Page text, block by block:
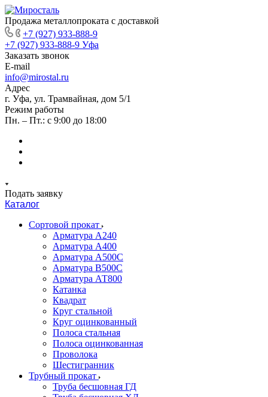
Продажа металлопроката с доставкой
+7 (927) 933-888-9
+7 (927) 933-888-9 Уфа
Заказать звонок
E-mail
info@mirostal.ru
Адрес
г. Уфа, ул. Трамвайная, дом 5/1
Режим работы
Пн. – Пт.: с 9:00 до 18:00
Подать заявку
Каталог
Сортовой прокат
Арматура А240
Арматура А400
Арматура А500C
Арматура В500С
Арматура АТ800
Катанка
Квадрат
Круг стальной
Круг оцинкованный
Полоса стальная
Полоса оцинкованная
Проволока
Шестигранник
Трубный прокат
Труба бесшовная ГД